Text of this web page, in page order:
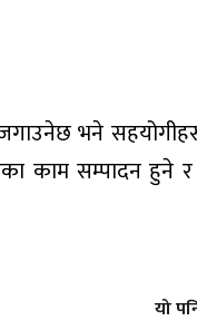
भने
काम सम्पादन हुने
यो